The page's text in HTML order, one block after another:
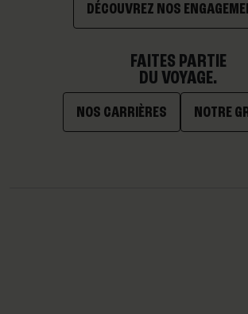
DÉCOUVREZ NOS
FAITES PARTIE
DU VOYAGE.
NOS CARRIÈRES NOTRE